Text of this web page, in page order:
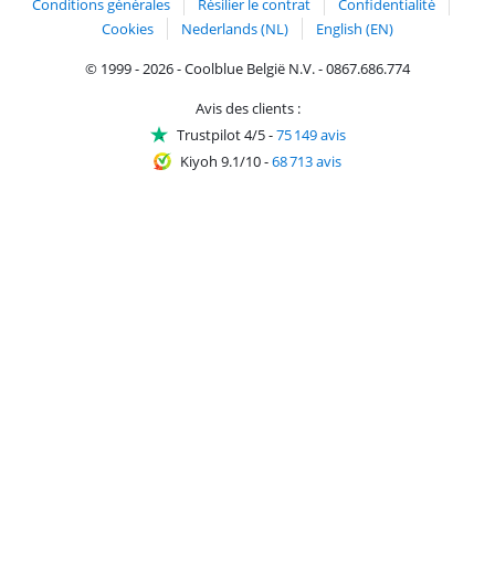
Conditions générales Résilier le contrat
Confidentialité
Cookies
Nederlands (NL)
English (EN)
© 1999 - 2026 - Coolblue België N.V. - 0867.686.774
Avis des clients :
Trustpilot 4/5-75 149 avis
Kiyoh 9.1/10-68 713 avis